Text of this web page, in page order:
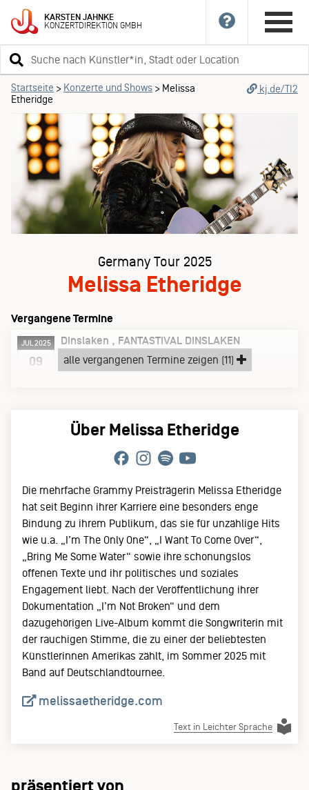
KARSTENJAHNKE
KONZERTDIREKTIONGMBH
Suchbegriff
eingeben
Startseite > Konzerte und Shows > Melissa
Etheridge
kj.de/TI2
Germany Tour 2025
Melissa Etheridge
Vergangene Termine
JUL 2025
09
Dinslaken
FANTASTIVAL DINSLAKEN
Mittwoch, 09.07.25
alle vergangenen Termine zeigen (11)
Über Melissa Etheridge
Die mehrfache Grammy Preisträgerin Melissa Etheridge
hat seit Beginn ihrer Karriere eine besonders enge
Bindung zu ihrem Publikum, das sie für unzählige Hits
wie u.a. „I’m The Only One“, „I Want To Come Over“,
„Bring Me Some Water“ sowie ihre schonungslos
offenen Texte und ihr politisches und soziales
Engagement liebt. Nach der Veröffentlichung ihrer
Dokumentation „I’m Not Broken“ und dem
dazugehörigen Live-Album kommt die Songwriterin mit
der rauchigen Stimme, die zu einer der beliebtesten
Künstlerinnen Amerikas zählt, im Sommer 2025 mit
Band auf Deutschlandtournee.
melissaetheridge.com
Text in Leichter Sprache
präsentiert von